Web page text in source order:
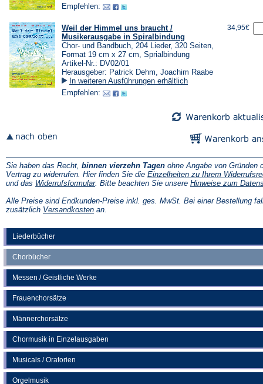
Liederbücher
Chorbücher
Messen / Geistliche Werke
Frauenchorsätze
Männerchorsätze
Chormusik in Einzelausgaben
Musicals / Oratorien
Orgelmusik
Empfehlen:
Weil der Himmel uns braucht /
Musikerausgabe in Spiralbindung
Chor- und Bandbuch, 204 Lieder, 320 Seiten,
Format 19 cm x 27 cm, Sprialbindung
Artikel-Nr.: DV02/01
Herausgeber: Patrick Dehm, Joachim Raabe
In weiteren Ausführungen erhältlich
Empfehlen:
34,95€
Sie haben das Recht, binnen vierzehn Tagen ohne Angabe von Gründen
Vertrag zu widerrufen. Hier finden Sie die Einzelheiten zu Ihrem
und das Widerrufsformular(Öffnet
einem
neuen
. Bitte beachten Sie unsere Hinweise zum
Alle Preise sind Endkunden-Preise inkl. ges. MwSt. Bei einer Bestellung
zusätzlich Versandkosten(Öffnet
an.